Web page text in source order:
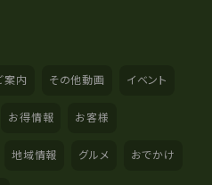
案内 その他動画 イベント
お得情報 お客様
地域情報 グルメ おでかけ